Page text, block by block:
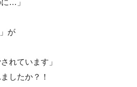
…」
が
れています」
したか？！